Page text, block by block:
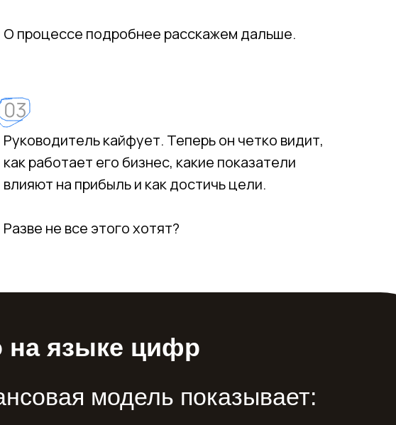
Руководитель кайфует. Теперь он четко видит,
как работает его бизнес, какие показатели
влияют на прибыль и как достичь цели.
Разве не все этого хотят?
03
О процессе подробнее расскажем дальше.
на языке цифр
модель показывает: